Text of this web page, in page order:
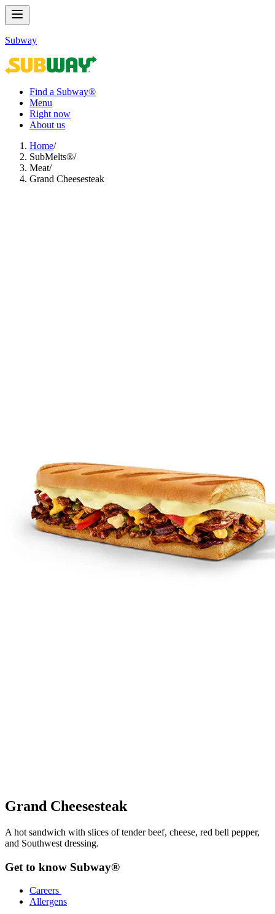
Subway
Find a Subway®
Menu
Right now
About us
Home/
SubMelts®​​​​‌ ‍ ​‍​‍‌‍ ‌ ​‍‌‍‍‌‌‍‌ ‌‍‍‌‌‍ ‍​‍​‍​ ‍‍​‍​‍‌ ​ ‌‍​‌‌‍ ‍‌‍‍‌‌ ‌​‌ ‍‌​‍ ‍‌‍‍‌‌‍ ​‍​‍​‍ ​​‍​‍‌‍‍​‌ ​‍‌‍‌‌‌‍‌‍​‍​‍​ ‍‍​‍​‍‌‍‍​‌ ‌​‌ ‌​‌ ​​‌ ​ ​ ‍‍​‍ ​‍ ‌‍ ‍‌‍ ‌ ​‍‌‍‌​‌‍‍‌‌‍​ ​‍ ‌‌‍​‍‌‍‍‌‌ ‌​‌‍‌‌‌ ​ ​‍ ‌‌‍‌ ‌ ​‍‌‍ ‌ ‌‌‌ ​​​‍ ‌‌ ​ ‌ ‌​‌ ‌‌‌‍‌​‌‍‍‌‌‍ ​‍ ‍‌ ‌‍‌‍‌‌‌ ​‍‌‍​ ‌‍‌‌‌‍ ​​‍ ‍‌‍​‌‌ ​​‌ ​​​‍ ‌‍‍‌‌‍ ‍‌ ‌​‌‍‌‌‌‍ ‍‌ ‌​​‍ ‌‍‌‌‌‍‌​‌‍‍‌‌ ‌​​‍ ‌‍ ‌‌‍ ‌‍‌​‌‍‌‌​ ‌‌ ​​‌ ​‍‌‍‌‌‌ ​ ‌‍‌‌‌‍ ‍‌ ‌​‌‍​‌‌ ‌​‌‍‍‌‌‍ ‌‍ ‍​ ‍ ‌‍‍‌‌‍‌​​ ‌‌‍‌‍​ ‌ ‌‍‌‍‌‍‌‍​ ‍​​ ‌‌‌‍​ ​ ‌‌​‍ ‌​ ​‌​ ‍​​ ‌ ​ ‌ ​‍ ‌​ ‌​‌‍‌‍‌‍‌‌‌‍‌‍​‍ ‌‌‍​‌​ ​‌​ ‍​​ ‌​​‍ ‌​ ​‌​ ‌‍​ ​ ​ ‌​‌‍​‍‌‍‌​​ ​ ‌‍​‌​ ‌​​ ​‍‌‍​ ​ ‍‌​ ‍ ‌ ‌​‌ ‍‌‌ ​​‌‍‌‌​ ‌‌‍​ ‌‍​‌‌ ‌​‌‍‌‌‌‍‌ ‌‍ ‌ ​‍‌ ‍‌​ ‍ ‌ ​​‌‍​‌‌ ‌​‌‍‍​​ ‌‌‍ ‍‌‍​‌‌‍ ‌‌‍‌‌​‍‌‌​ ‌‌‌​​‍‌‌ ‌‍‍ ‌‍‌‌‌ ‍‌​‍‌‌​ ​ ‌​‌​​‍‌‌​ ​ ‌​‌​​‍‌‌​ ​‍​ ​‍‌‍‌‌‌‍ ‍​‍‌‌​ ​‍​ ​‍​‍‌‌​ ‌‌‌​‌​​‍ ‍‌ ‌‍‌‍​‌‌‍ ​‌ ‌‌‌‍‌‌​ ‌‍​‍‌‍​‌‌ ​ ‌‍‌‌‌‌‌‌‌ ​‍‌‍ ​​ ‌‌‍‍​‌ ‌​‌ ‌​‌ ​​‌ ​ ​‍‌‌​ ​ ‌​​‌​‍‌‌​ ​‍‌​‌‍​‍‌‌​ ​‍‌​‌‍‌‍ ‍‌‍ ‌ ​‍‌‍‌​‌‍‍‌‌‍​ ​‍ ‌‌‍​‍‌‍‍‌‌ ‌​‌‍‌‌‌ ​ ​‍ ‌‌‍‌ ‌ ​‍‌‍ ‌ ‌‌‌ ​​​‍ ‌‌ ​ ‌ ‌​‌ ‌‌‌‍‌​‌‍‍‌‌‍ ​‍ ‍‌ ‌‍‌‍‌‌‌ ​‍‌‍​ ‌‍‌‌‌‍ ​​‍ ‍‌‍​‌‌ ​​‌ ​​​‍‌‍‌‍‍‌‌‍‌​​ ‌‌‍‌‍​ ‌ ‌‍‌‍‌‍‌‍​ ‍​​ ‌‌‌‍​ ​ ‌‌​‍ ‌​ ​‌​ ‍​​ ‌ ​ ‌ ​‍ ‌​ ‌​‌‍‌‍‌‍‌‌‌‍‌‍​‍ ‌‌‍​‌​ ​‌​ ‍​​ ‌​​‍ ‌​ ​‌​ ‌‍​ ​ ​ ‌​‌‍​‍‌‍‌​​ ​ ‌‍​‌​ ‌​​ ​‍‌‍​ ​ ‍‌​‍‌‍‌ ‌​‌ ‍‌‌ ​​‌‍‌‌​ ‌‌‍​ ‌‍​‌‌ ‌​‌‍‌‌‌‍‌ ‌‍ ‌ ​‍‌ ‍‌​‍‌‍‌ ​​‌‍​‌‌ ‌​‌‍‍​​ ‌‌‍ ‍‌‍​‌‌‍ ‌‌‍‌‌​‍‌‌​ ‌‌‌​​‍‌‌ ‌‍‍ ‌‍‌‌‌ ‍‌​‍‌‌​ ​ ‌​‌​​‍‌‌​ ​ ‌​‌​​‍‌‌​ ​‍​ ​‍‌‍‌‌‌‍ ‍​‍‌‌​ ​‍​ ​‍​‍‌‌​ ‌‌‌​‌​​‍ ‍‌ ‌‍‌‍​‌‌‍ ​‌ ‌‌‌‍‌‌​‍‌‍‌ ​​‌‍‌‌‌ ​‍‌ ​ ‌ ​​‌‍‌‌‌‍​ ‌ ‌​‌‍‍‌‌ ‌‍‌‍‌‌​ ‌‌ ​​‌ ‌‌‌‍​‍‌‍ ​‌‍‍‌‌ ​ ‌‍‍​‌‍‌‌‌‍‌​​‍​‍‌ ‌/
Meat​​​​‌ ‍ ​‍​‍‌‍ ‌ ​‍‌‍‍‌‌‍‌ ‌‍‍‌‌‍ ‍​‍​‍​ ‍‍​‍​‍‌ ​ ‌‍​‌‌‍ ‍‌‍‍‌‌ ‌​‌ ‍‌​‍ ‍‌‍‍‌‌‍ ​‍​‍​‍ ​​‍​‍‌‍‍​‌ ​‍‌‍‌‌‌‍‌‍​‍​‍​ ‍‍​‍​‍‌‍‍​‌ ‌​‌ ‌​‌ ​​‌ ​ ​ ‍‍​‍ ​‍ ‌‍ ‍‌‍ ‌ ​‍‌‍‌​‌‍‍‌‌‍​ ​‍ ‌‌‍​‍‌‍‍‌‌ ‌​‌‍‌‌‌ ​ ​‍ ‌‌‍‌ ‌ ​‍‌‍ ‌ ‌‌‌ ​​​‍ ‌‌ ​ ‌ ‌​‌ ‌‌‌‍‌​‌‍‍‌‌‍ ​‍ ‍‌ ‌‍‌‍‌‌‌ ​‍‌‍​ ‌‍‌‌‌‍ ​​‍ ‍‌‍​‌‌ ​​‌ ​​​‍ ‌‍‍‌‌‍ ‍‌ ‌​‌‍‌‌‌‍ ‍‌ ‌​​‍ ‌‍‌‌‌‍‌​‌‍‍‌‌ ‌​​‍ ‌‍ ‌‌‍ ‌‍‌​‌‍‌‌​ ‌‌ ​​‌ ​‍‌‍‌‌‌ ​ ‌‍‌‌‌‍ ‍‌ ‌​‌‍​‌‌ ‌​‌‍‍‌‌‍ ‌‍ ‍​ ‍ ‌‍‍‌‌‍‌​​ ‌​ ‍‌‌‍‌‌‌‍‌‌‌‍‌​​ ​​​ ‌‍​ ‌​‌‍​ ​‍ ‌‌‍​ ​ ‌ ​ ‍​​ ‌‍​‍ ‌​ ‌​​ ​‌‌‍‌‍​ ‌‌​‍ ‌​ ‍​​ ‍‌​ ‌​‌‍​‍​‍ ‌‌‍​‌​ ‌‌‌‍​‍​ ‌‌‌‍​ ​ ‍​​ ‍​‌‍​ ‌‍​‍​ ‍​​ ‌​​ ‌ ​ ‍ ‌ ‌​‌ ‍‌‌ ​​‌‍‌‌​ ‌‌ ​ ‌ ‌‌‌‍​‍‌‍​ ‌‍​‌‌ ‌​‌‍‌‌‌‍‌ ‌‍ ‌ ​‍‌ ‍‌​ ‍ ‌ ​​‌‍​‌‌ ‌​‌‍‍​​ ‌‌‍ ‍‌‍​‌‌‍ ‌‌‍‌‌​‍‌‌​ ‌‌‌​​‍‌‌ ‌‍‍ ‌‍‌‌‌ ‍‌​‍‌‌​ ​ ‌​‌​​‍‌‌​ ​ ‌​‌​​‍‌‌​ ​‍​ ​‍‌‍‌‌‌‍ ‍​‍‌‌​ ​‍​ ​‍​‍‌‌​ ‌‌‌​‌​​‍ ‍‌ ‌‍‌‍​‌‌‍ ​‌ ‌‌‌‍‌‌​ ‌‍​‍‌‍​‌‌ ​ ‌‍‌‌‌‌‌‌‌ ​‍‌‍ ​​ ‌‌‍‍​‌ ‌​‌ ‌​‌ ​​‌ ​ ​‍‌‌​ ​ ‌​​‌​‍‌‌​ ​‍‌​‌‍​‍‌‌​ ​‍‌​‌‍‌‍ ‍‌‍ ‌ ​‍‌‍‌​‌‍‍‌‌‍​ ​‍ ‌‌‍​‍‌‍‍‌‌ ‌​‌‍‌‌‌ ​ ​‍ ‌‌‍‌ ‌ ​‍‌‍ ‌ ‌‌‌ ​​​‍ ‌‌ ​ ‌ ‌​‌ ‌‌‌‍‌​‌‍‍‌‌‍ ​‍ ‍‌ ‌‍‌‍‌‌‌ ​‍‌‍​ ‌‍‌‌‌‍ ​​‍ ‍‌‍​‌‌ ​​‌ ​​​‍‌‍‌‍‍‌‌‍‌​​ ‌​ ‍‌‌‍‌‌‌‍‌‌‌‍‌​​ ​​​ ‌‍​ ‌​‌‍​ ​‍ ‌‌‍​ ​ ‌ ​ ‍​​ ‌‍​‍ ‌​ ‌​​ ​‌‌‍‌‍​ ‌‌​‍ ‌​ ‍​​ ‍‌​ ‌​‌‍​‍​‍ ‌‌‍​‌​ ‌‌‌‍​‍​ ‌‌‌‍​ ​ ‍​​ ‍​‌‍​ ‌‍​‍​ ‍​​ ‌​​ ‌ ​‍‌‍‌ ‌​‌ ‍‌‌ ​​‌‍‌‌​ ‌‌ ​ ‌ ‌‌‌‍​‍‌‍​ ‌‍​‌‌ ‌​‌‍‌‌‌‍‌ ‌‍ ‌ ​‍‌ ‍‌​‍‌‍‌ ​​‌‍​‌‌ ‌​‌‍‍​​ ‌‌‍ ‍‌‍​‌‌‍ ‌‌‍‌‌​‍‌‌​ ‌‌‌​​‍‌‌ ‌‍‍ ‌‍‌‌‌ ‍‌​‍‌‌​ ​ ‌​‌​​‍‌‌​ ​ ‌​‌​​‍‌‌​ ​‍​ ​‍‌‍‌‌‌‍ ‍​‍‌‌​ ​‍​ ​‍​‍‌‌​ ‌‌‌​‌​​‍ ‍‌ ‌‍‌‍​‌‌‍ ​‌ ‌‌‌‍‌‌​‍‌‍‌ ​​‌‍‌‌‌ ​‍‌ ​ ‌ ​​‌‍‌‌‌‍​ ‌ ‌​‌‍‍‌‌ ‌‍‌‍‌‌​ ‌‌ ​​‌ ‌‌‌‍​‍‌‍ ​‌‍‍‌‌ ​ ‌‍‍​‌‍‌‌‌‍‌​​‍​‍‌ ‌/
Grand Cheesesteak​​​​‌ ‍ ​‍​‍‌‍ ‌ ​‍‌‍‍‌‌‍‌ ‌‍‍‌‌‍ ‍​‍​‍​ ‍‍​‍​‍‌ ​ ‌‍​‌‌‍ ‍‌‍‍‌‌ ‌​‌ ‍‌​‍ ‍‌‍‍‌‌‍ ​‍​‍​‍ ​​‍​‍‌‍‍​‌ ​‍‌‍‌‌‌‍‌‍​‍​‍​ ‍‍​‍​‍‌‍‍​‌ ‌​‌ ‌​‌ ​​‌ ​ ​ ‍‍​‍ ​‍ ‌‍ ‍‌‍ ‌ ​‍‌‍‌​‌‍‍‌‌‍​ ​‍ ‌‌‍​‍‌‍‍‌‌ ‌​‌‍‌‌‌ ​ ​‍ ‌‌‍‌ ‌ ​‍‌‍ ‌ ‌‌‌ ​​​‍ ‌‌ ​ ‌ ‌​‌ ‌‌‌‍‌​‌‍‍‌‌‍ ​‍ ‍‌ ‌‍‌‍‌‌‌ ​‍‌‍​ ‌‍‌‌‌‍ ​​‍ ‍‌‍​‌‌ ​​‌ ​​​‍ ‌‍‍‌‌‍ ‍‌ ‌​‌‍‌‌‌‍ ‍‌ ‌​​‍ ‌‍‌‌‌‍‌​‌‍‍‌‌ ‌​​‍ ‌‍ ‌‌‍ ‌‍‌​‌‍‌‌​ ‌‌ ​​‌ ​‍‌‍‌‌‌ ​ ‌‍‌‌‌‍ ‍‌ ‌​‌‍​‌‌ ‌​‌‍‍‌‌‍ ‌‍ ‍​ ‍ ‌‍‍‌‌‍‌​​ ‌​ ‌ ‌‍‌‌​ ‌ ‌‍‌​​ ‍‌​ ​‌‌‍‌‌​ ‌‌​‍ ‌‌‍​‌​ ‌‌​ ​​‌‍​ ​‍ ‌​ ‌​‌‍​‍​ ‌‍​ ‍​​‍ ‌‌‍​‌‌‍‌‍‌‍‌‍​ ‌​​‍ ‌​ ‌‌‌‍​‍​ ‌ ​ ‍​‌‍​‌‌‍‌‍‌‍‌‌‌‍‌‌​ ‌ ‌‍​‌‌‍​ ‌‍‌‍​ ‍ ‌ ‌​‌ ‍‌‌ ​​‌‍‌‌​ ‌‌ ​​‌ ​‍‌‍ ‌‍‌​‌ ‌‌‌‍​ ‌ ‌​​ ‍ ‌ ​​‌‍​‌‌ ‌​‌‍‍​​ ‌‌‍ ‍‌‍​‌‌‍ ‌‌‍‌‌​‍‌‌​ ‌‌‌​​‍‌‌ ‌‍‍ ‌‍‌‌‌ ‍‌​‍‌‌​ ​ ‌​‌​​‍‌‌​ ​ ‌​‌​​‍‌‌​ ​‍​ ​‍‌‍‌‌‌‍ ‍​‍‌‌​ ​‍​ ​‍​‍‌‌​ ‌‌‌​‌​​‍ ‍‌ ‌‍‌‍​‌‌‍ ​‌ ‌‌‌‍‌‌​ ‌‍​‍‌‍​‌‌ ​ ‌‍‌‌‌‌‌‌‌ ​‍‌‍ ​​ ‌‌‍‍​‌ ‌​‌ ‌​‌ ​​‌ ​ ​‍‌‌​ ​ ‌​​‌​‍‌‌​ ​‍‌​‌‍​‍‌‌​ ​‍‌​‌‍‌‍ ‍‌‍ ‌ ​‍‌‍‌​‌‍‍‌‌‍​ ​‍ ‌‌‍​‍‌‍‍‌‌ ‌​‌‍‌‌‌ ​ ​‍ ‌‌‍‌ ‌ ​‍‌‍ ‌ ‌‌‌ ​​​‍ ‌‌ ​ ‌ ‌​‌ ‌‌‌‍‌​‌‍‍‌‌‍ ​‍ ‍‌ ‌‍‌‍‌‌‌ ​‍‌‍​ ‌‍‌‌‌‍ ​​‍ ‍‌‍​‌‌ ​​‌ ​​​‍‌‍‌‍‍‌‌‍‌​​ ‌​ ‌ ‌‍‌‌​ ‌ ‌‍‌​​ ‍‌​ ​‌‌‍‌‌​ ‌‌​‍ ‌‌‍​‌​ ‌‌​ ​​‌‍​ ​‍ ‌​ ‌​‌‍​‍​ ‌‍​ ‍​​‍ ‌‌‍​‌‌‍‌‍‌‍‌‍​ ‌​​‍ ‌​ ‌‌‌‍​‍​ ‌ ​ ‍​‌‍​‌‌‍‌‍‌‍‌‌‌‍‌‌​ ‌ ‌‍​‌‌‍​ ‌‍‌‍​‍‌‍‌ ‌​‌ ‍‌‌ ​​‌‍‌‌​ ‌‌ ​​‌ ​‍‌‍ ‌‍‌​‌ ‌‌‌‍​ ‌ ‌​​‍‌‍‌ ​​‌‍​‌‌ ‌​‌‍‍​​ ‌‌‍ ‍‌‍​‌‌‍ ‌‌‍‌‌​‍‌‌​ ‌‌‌​​‍‌‌ ‌‍‍ ‌‍‌‌‌ ‍‌​‍‌‌​ ​ ‌​‌​​‍‌‌​ ​ ‌​‌​​‍‌‌​ ​‍​ ​‍‌‍‌‌‌‍ ‍​‍‌‌​ ​‍​ ​‍​‍‌‌​ ‌‌‌​‌​​‍ ‍‌ ‌‍‌‍​‌‌‍ ​‌ ‌‌‌‍‌‌​‍‌‍‌ ​​‌‍‌‌‌ ​‍‌ ​ ‌ ​​‌‍‌‌‌‍​ ‌ ‌​‌‍‍‌‌ ‌‍‌‍‌‌​ ‌‌ ​​‌ ‌‌‌‍​‍‌‍ ​‌‍‍‌‌ ​ ‌‍‍​‌‍‌‌‌‍‌​​‍​‍‌ ‌
Grand Cheesesteak​​​​‌ ‍ ​‍​‍‌‍ ‌ ​‍‌‍‍‌‌‍‌ ‌‍‍‌‌‍ ‍​‍​‍​ ‍‍​‍​‍‌ ​ ‌‍​‌‌‍ ‍‌‍‍‌‌ ‌​‌ ‍‌​‍ ‍‌‍‍‌‌‍ ​‍​‍​‍ ​​‍​‍‌‍‍​‌ ​‍‌‍‌‌‌‍‌‍​‍​‍​ ‍‍​‍​‍‌‍‍​‌ ‌​‌ ‌​‌ ​​‌ ​ ​ ‍‍​‍ ​‍ ‌‍ ‍‌‍ ‌ ​‍‌‍‌​‌‍‍‌‌‍​ ​‍ ‌‌‍​‍‌‍‍‌‌ ‌​‌‍‌‌‌ ​ ​‍ ‌‌‍‌ ‌ ​‍‌‍ ‌ ‌‌‌ ​​​‍ ‌‌ ​ ‌ ‌​‌ ‌‌‌‍‌​‌‍‍‌‌‍ ​‍ ‍‌ ‌‍‌‍‌‌‌ ​‍‌‍​ ‌‍‌‌‌‍ ​​‍ ‍‌‍​‌‌ ​​‌ ​​​‍ ‌‍‍‌‌‍ ‍‌ ‌​‌‍‌‌‌‍ ‍‌ ‌​​‍ ‌‍‌‌‌‍‌​‌‍‍‌‌ ‌​​‍ ‌‍ ‌‌‍ ‌‍‌​‌‍‌‌​ ‌‌ ​​‌ ​‍‌‍‌‌‌ ​ ‌‍‌‌‌‍ ‍‌ ‌​‌‍​‌‌ ‌​‌‍‍‌‌‍ ‌‍ ‍​ ‍ ‌‍‍‌‌‍‌​​ ‌​ ‌ ‌‍‌‌​ ‌ ‌‍‌​​ ‍‌​ ​‌‌‍‌‌​ ‌‌​‍ ‌‌‍​‌​ ‌‌​ ​​‌‍​ ​‍ ‌​ ‌​‌‍​‍​ ‌‍​ ‍​​‍ ‌‌‍​‌‌‍‌‍‌‍‌‍​ ‌​​‍ ‌​ ‌‌‌‍​‍​ ‌ ​ ‍​‌‍​‌‌‍‌‍‌‍‌‌‌‍‌‌​ ‌ ‌‍​‌‌‍​ ‌‍‌‍​ ‍ ‌ ‌​‌ ‍‌‌ ​​‌‍‌‌​ ‌‌ ​​‌ ​‍‌‍ ‌‍‌​‌ ‌‌‌‍​ ‌ ‌​​ ‍ ‌ ​​‌‍​‌‌ ‌​‌‍‍​​ ‌‌‍ ‍‌‍​‌‌‍ ‌‌‍‌‌​‍‌‌​ ‌‌‌​​‍‌‌ ‌‍‍ ‌‍‌‌‌ ‍‌​‍‌‌​ ​ ‌​‌​​‍‌‌​ ​ ‌​‌​​‍‌‌​ ​‍​ ​‍‌‍‌‌‌‍ ‍​‍‌‌​ ​‍​ ​‍​‍‌‌​ ‌‌‌​‌​​‍ ‍‌ ‌‍‌‍​‌‌‍ ​‌ ‌‌‌‍‌‌​ ‌‍​‍‌‍​‌‌ ​ ‌‍‌‌‌‌‌‌‌ ​‍‌‍ ​​ ‌‌‍‍​‌ ‌​‌ ‌​‌ ​​‌ ​ ​‍‌‌​ ​ ‌​​‌​‍‌‌​ ​‍‌​‌‍​‍‌‌​ ​‍‌​‌‍‌‍ ‍‌‍ ‌ ​‍‌‍‌​‌‍‍‌‌‍​ ​‍ ‌‌‍​‍‌‍‍‌‌ ‌​‌‍‌‌‌ ​ ​‍ ‌‌‍‌ ‌ ​‍‌‍ ‌ ‌‌‌ ​​​‍ ‌‌ ​ ‌ ‌​‌ ‌‌‌‍‌​‌‍‍‌‌‍ ​‍ ‍‌ ‌‍‌‍‌‌‌ ​‍‌‍​ ‌‍‌‌‌‍ ​​‍ ‍‌‍​‌‌ ​​‌ ​​​‍‌‍‌‍‍‌‌‍‌​​ ‌​ ‌ ‌‍‌‌​ ‌ ‌‍‌​​ ‍‌​ ​‌‌‍‌‌​ ‌‌​‍ ‌‌‍​‌​ ‌‌​ ​​‌‍​ ​‍ ‌​ ‌​‌‍​‍​ ‌‍​ ‍​​‍ ‌‌‍​‌‌‍‌‍‌‍‌‍​ ‌​​‍ ‌​ ‌‌‌‍​‍​ ‌ ​ ‍​‌‍​‌‌‍‌‍‌‍‌‌‌‍‌‌​ ‌ ‌‍​‌‌‍​ ‌‍‌‍​‍‌‍‌ ‌​‌ ‍‌‌ ​​‌‍‌‌​ ‌‌ ​​‌ ​‍‌‍ ‌‍‌​‌ ‌‌‌‍​ ‌ ‌​​‍‌‍‌ ​​‌‍​‌‌ ‌​‌‍‍​​ ‌‌‍ ‍‌‍​‌‌‍ ‌‌‍‌‌​‍‌‌​ ‌‌‌​​‍‌‌ ‌‍‍ ‌‍‌‌‌ ‍‌​‍‌‌​ ​ ‌​‌​​‍‌‌​ ​ ‌​‌​​‍‌‌​ ​‍​ ​‍‌‍‌‌‌‍ ‍​‍‌‌​ ​‍​ ​‍​‍‌‌​ ‌‌‌​‌​​‍ ‍‌ ‌‍‌‍​‌‌‍ ​‌ ‌‌‌‍‌‌​‍‌‍‌ ​​‌‍‌‌‌ ​‍‌ ​ ‌ ​​‌‍‌‌‌‍​ ‌ ‌​‌‍‍‌‌ ‌‍‌‍‌‌​ ‌‌ ​​‌ ‌‌‌‍​‍‌‍ ​‌‍‍‌‌ ​ ‌‍‍​‌‍‌‌‌‍‌​​‍​‍‌ ‌
A hot sandwich with slices of tender beef, cheese, red bell pepper,
and Southwest dressing.​​​​‌ ‍ ​‍​‍‌‍ ‌ ​‍‌‍‍‌‌‍‌ ‌‍‍‌‌‍ ‍​‍​‍​ ‍‍​‍​‍‌ ​ ‌‍​‌‌‍ ‍‌‍‍‌‌ ‌​‌ ‍‌​‍ ‍‌‍‍‌‌‍ ​‍​‍​‍ ​​‍​‍‌‍‍​‌ ​‍‌‍‌‌‌‍‌‍​‍​‍​ ‍‍​‍​‍‌‍‍​‌ ‌​‌ ‌​‌ ​​‌ ​ ​ ‍‍​‍ ​‍ ‌‍ ‍‌‍ ‌ ​‍‌‍‌​‌‍‍‌‌‍​ ​‍ ‌‌‍​‍‌‍‍‌‌ ‌​‌‍‌‌‌ ​ ​‍ ‌‌‍‌ ‌ ​‍‌‍ ‌ ‌‌‌ ​​​‍ ‌‌ ​ ‌ ‌​‌ ‌‌‌‍‌​‌‍‍‌‌‍ ​‍ ‍‌ ‌‍‌‍‌‌‌ ​‍‌‍​ ‌‍‌‌‌‍ ​​‍ ‍‌‍​‌‌ ​​‌ ​​​‍ ‌‍‍‌‌‍ ‍‌ ‌​‌‍‌‌‌‍ ‍‌ ‌​​‍ ‌‍‌‌‌‍‌​‌‍‍‌‌ ‌​​‍ ‌‍ ‌‌‍ ‌‍‌​‌‍‌‌​ ‌‌ ​​‌ ​‍‌‍‌‌‌ ​ ‌‍‌‌‌‍ ‍‌ ‌​‌‍​‌‌ ‌​‌‍‍‌‌‍ ‌‍ ‍​ ‍ ‌‍‍‌‌‍‌​​ ‌​ ‌ ‌‍‌‌​ ‌ ‌‍‌​​ ‍‌​ ​‌‌‍‌‌​ ‌‌​‍ ‌‌‍​‌​ ‌‌​ ​​‌‍​ ​‍ ‌​ ‌​‌‍​‍​ ‌‍​ ‍​​‍ ‌‌‍​‌‌‍‌‍‌‍‌‍​ ‌​​‍ ‌​ ‌‌‌‍​‍​ ‌ ​ ‍​‌‍​‌‌‍‌‍‌‍‌‌‌‍‌‌​ ‌ ‌‍​‌‌‍​ ‌‍‌‍​ ‍ ‌ ‌​‌ ‍‌‌ ​​‌‍‌‌​ ‌‌ ​​‌ ​‍‌‍ ‌‍‌​‌ ‌‌‌‍​ ‌ ‌​​ ‍ ‌ ​​‌‍​‌‌ ‌​‌‍‍​​ ‌‌‍‌​‌‍‌‌‌ ​ ‌‍​ ‌ ​‍‌‍‍‌‌ ​​‌ ‌​‌‍‍‌‌‍ ‌‍ ‍​‍‌‌​ ‌‌‌​​‍‌‌ ‌‍‍ ‌‍‌‌‌ ‍‌​‍‌‌​ ​ ‌​‌​​‍‌‌​ ​ ‌​‌​​‍‌‌​ ​‍​ ​‍‌‍‌‌‌‍ ‍​‍‌‌​ ​‍​ ​‍​‍‌‌​ ‌‌‌​‌​​‍ ‍‌ ‌‍‌‍​‌‌‍ ​‌ ‌‌‌‍‌‌​‍ ‍‌ ‌‍‌‍​‌‌‍ ​‌ ‌‌‌‍‌‌​‍‌‌​ ‌‌‌​​‍‌‌ ‌‍‍ ‌‍‌‌‌ ‍‌​‍‌‌​ ​ ‌​‌​​‍‌‌​ ​ ‌​‌​​‍‌‌​ ​‍​ ​‍​ ​ ‌‍​‍​ ​ ​ ‌‌​ ​ ​ ‌‌‌‍‌‍‌‍‌‌​ ​ ​ ​‍​ ​‌​ ‌ ​‍‌‌​ ​‍​ ​‍​‍‌‌​ ‌‌‌​‌​​‍ ‍‌‍​ ‌‍‍​‌‍‍‌‌‍ ​‌‍‌​‌ ​‍‌‍‌‌‌‍ ‍​‍‌‌​ ‌‌‌​​‍‌‌ ‌‍‍ ‌‍‌‌‌ ‍‌​‍‌‌​ ​ ‌​‌​​‍‌‌​ ​ ‌​‌​​‍‌‌​ ​‍​ ​‍​ ​‌​ ‌‌‌‍‌‍‌‍‌‌​ ​‌‌‍​ ​ ​‌‌‍​‌‌‍​‍​ ‌‌‌‍​ ​ ‍‌​‍‌‌​ ​‍​ ​‍​‍‌‌​ ‌‌‌​‌​​‍ ‍‌ ‌​‌‍‌‌‌ ‍​‌ ‌​​ ‌‍​‍‌‍​‌‌ ​ ‌‍‌‌‌‌‌‌‌ ​‍‌‍ ​​ ‌‌‍‍​‌ ‌​‌ ‌​‌ ​​‌ ​ ​‍‌‌​ ​ ‌​​‌​‍‌‌​ ​‍‌​‌‍​‍‌‌​ ​‍‌​‌‍‌‍ ‍‌‍ ‌ ​‍‌‍‌​‌‍‍‌‌‍​ ​‍ ‌‌‍​‍‌‍‍‌‌ ‌​‌‍‌‌‌ ​ ​‍ ‌‌‍‌ ‌ ​‍‌‍ ‌ ‌‌‌ ​​​‍ ‌‌ ​ ‌ ‌​‌ ‌‌‌‍‌​‌‍‍‌‌‍ ​‍ ‍‌ ‌‍‌‍‌‌‌ ​‍‌‍​ ‌‍‌‌‌‍ ​​‍ ‍‌‍​‌‌ ​​‌ ​​​‍‌‍‌‍‍‌‌‍‌​​ ‌​ ‌ ‌‍‌‌​ ‌ ‌‍‌​​ ‍‌​ ​‌‌‍‌‌​ ‌‌​‍ ‌‌‍​‌​ ‌‌​ ​​‌‍​ ​‍ ‌​ ‌​‌‍​‍​ ‌‍​ ‍​​‍ ‌‌‍​‌‌‍‌‍‌‍‌‍​ ‌​​‍ ‌​ ‌‌‌‍​‍​ ‌ ​ ‍​‌‍​‌‌‍‌‍‌‍‌‌‌‍‌‌​ ‌ ‌‍​‌‌‍​ ‌‍‌‍​‍‌‍‌ ‌​‌ ‍‌‌ ​​‌‍‌‌​ ‌‌ ​​‌ ​‍‌‍ ‌‍‌​‌ ‌‌‌‍​ ‌ ‌​​‍‌‍‌ ​​‌‍​‌‌ ‌​‌‍‍​​ ‌‌‍‌​‌‍‌‌‌ ​ ‌‍​ ‌ ​‍‌‍‍‌‌ ​​‌ ‌​‌‍‍‌‌‍ ‌‍ ‍​‍‌‌​ ‌‌‌​​‍‌‌ ‌‍‍ ‌‍‌‌‌ ‍‌​‍‌‌​ ​ ‌​‌​​‍‌‌​ ​ ‌​‌​​‍‌‌​ ​‍​ ​‍‌‍‌‌‌‍ ‍​‍‌‌​ ​‍​ ​‍​‍‌‌​ ‌‌‌​‌​​‍ ‍‌ ‌‍‌‍​‌‌‍ ​‌ ‌‌‌‍‌‌​‍ ‍‌ ‌‍‌‍​‌‌‍ ​‌ ‌‌‌‍‌‌​‍‌‌​ ‌‌‌​​‍‌‌ ‌‍‍ ‌‍‌‌‌ ‍‌​‍‌‌​ ​ ‌​‌​​‍‌‌​ ​ ‌​‌​​‍‌‌​ ​‍​ ​‍​ ​ ‌‍​‍​ ​ ​ ‌‌​ ​ ​ ‌‌‌‍‌‍‌‍‌‌​ ​ ​ ​‍​ ​‌​ ‌ ​‍‌‌​ ​‍​ ​‍​‍‌‌​ ‌‌‌​‌​​‍ ‍‌‍​ ‌‍‍​‌‍‍‌‌‍ ​‌‍‌​‌ ​‍‌‍‌‌‌‍ ‍​‍‌‌​ ‌‌‌​​‍‌‌ ‌‍‍ ‌‍‌‌‌ ‍‌​‍‌‌​ ​ ‌​‌​​‍‌‌​ ​ ‌​‌​​‍‌‌​ ​‍​ ​‍​ ​‌​ ‌‌‌‍‌‍‌‍‌‌​ ​‌‌‍​ ​ ​‌‌‍​‌‌‍​‍​ ‌‌‌‍​ ​ ‍‌​‍‌‌​ ​‍​ ​‍​‍‌‌​ ‌‌‌​‌​​‍ ‍‌ ‌​‌‍‌‌‌ ‍​‌ ‌​​‍‌‍‌ ​​‌‍‌‌‌ ​‍‌ ​ ‌ ​​‌‍‌‌‌‍​ ‌ ‌​‌‍‍‌‌ ‌‍‌‍‌‌​ ‌‌ ​​‌ ‌‌‌‍​‍‌‍ ​‌‍‍‌‌ ​ ‌‍‍​‌‍‌‌‌‍‌​​‍​‍‌ ‌
Get to know Subway®​​​​‌ ‍ ​‍​‍‌‍ ‌ ​‍‌‍‍‌‌‍‌ ‌‍‍‌‌‍ ‍​‍​‍​ ‍‍​‍​‍‌ ​ ‌‍​‌‌‍ ‍‌‍‍‌‌ ‌​‌ ‍‌​‍ ‍‌‍‍‌‌‍ ​‍​‍​‍ ​​‍​‍‌‍‍​‌ ​‍‌‍‌‌‌‍‌‍​‍​‍​ ‍‍​‍​‍‌‍‍​‌ ‌​‌ ‌​‌ ​​‌ ​ ​ ‍‍​‍ ​‍ ‌‍ ‍‌‍ ‌ ​‍‌‍‌​‌‍‍‌‌‍​ ​‍ ‌‌‍​‍‌‍‍‌‌ ‌​‌‍‌‌‌ ​ ​‍ ‌‌‍‌ ‌ ​‍‌‍ ‌ ‌‌‌ ​​​‍ ‌‌ ​ ‌ ‌​‌ ‌‌‌‍‌​‌‍‍‌‌‍ ​‍ ‍‌ ‌‍‌‍‌‌‌ ​‍‌‍​ ‌‍‌‌‌‍ ​​‍ ‍‌‍​‌‌ ​​‌ ​​​‍ ‌‍‍‌‌‍ ‍‌ ‌​‌‍‌‌‌‍ ‍‌ ‌​​‍ ‌‍‌‌‌‍‌​‌‍‍‌‌ ‌​​‍ ‌‍ ‌‌‍ ‌‍‌​‌‍‌‌​ ‌‌ ​​‌ ​‍‌‍‌‌‌ ​ ‌‍‌‌‌‍ ‍‌ ‌​‌‍​‌‌ ‌​‌‍‍‌‌‍ ‌‍ ‍​ ‍ ‌‍‍‌‌‍‌​​ ‌​ ‌‌‌‍‌‍​ ‌‌‌‍‌‍​ ​‍​ ​ ‌‍​ ​ ​‌​‍ ‌​ ​‍‌‍​ ​ ‌​​ ​​​‍ ‌​ ‌​​ ‌‌‌‍‌​​ ‍​​‍ ‌‌‍​‌‌‍​‌​ ‍​‌‍​‍​‍ ‌​ ‌‍‌‍​‌​ ‍‌‌‍​‌​ ‍​​ ‍‌‌‍‌‍​ ‌​‌‍​‌​ ‌‌​ ​‍‌‍‌‍​ ‍ ‌ ‌​‌ ‍‌‌ ​​‌‍‌‌​ ‌‌ ‌ ‌‍‌‌‌‍​‍‌ ​ ‌‍‍‌‌ ‌​‌‍‌‌‌​‌‍‌‍ ‌‍ ‌ ‌​‌‍‌‌‌ ​‍​ ‍ ‌ ​​‌‍​‌‌ ‌​‌‍‍​​ ‌‌ ‌​‌‍‍‌‌ ‌​‌‍ ​‌‍‌‌​‍‌‌​ ‌‌‌​​‍‌‌ ‌‍‍ ‌‍‌‌‌ ‍‌​‍‌‌​ ​ ‌​‌​​‍‌‌​ ​ ‌​‌​​‍‌‌​ ​‍​ ​‍‌‍‌‌‌‍ ‍​‍‌‌​ ​‍​ ​‍​‍‌‌​ ‌‌‌​‌​​‍ ‍‌ ‌‍‌‍​‌‌‍ ​‌ ‌‌‌‍‌‌​ ‌‍​‍‌‍​‌‌ ​ ‌‍‌‌‌‌‌‌‌ ​‍‌‍ ​​ ‌‌‍‍​‌ ‌​‌ ‌​‌ ​​‌ ​ ​‍‌‌​ ​ ‌​​‌​‍‌‌​ ​‍‌​‌‍​‍‌‌​ ​‍‌​‌‍‌‍ ‍‌‍ ‌ ​‍‌‍‌​‌‍‍‌‌‍​ ​‍ ‌‌‍​‍‌‍‍‌‌ ‌​‌‍‌‌‌ ​ ​‍ ‌‌‍‌ ‌ ​‍‌‍ ‌ ‌‌‌ ​​​‍ ‌‌ ​ ‌ ‌​‌ ‌‌‌‍‌​‌‍‍‌‌‍ ​‍ ‍‌ ‌‍‌‍‌‌‌ ​‍‌‍​ ‌‍‌‌‌‍ ​​‍ ‍‌‍​‌‌ ​​‌ ​​​‍‌‍‌‍‍‌‌‍‌​​ ‌​ ‌‌‌‍‌‍​ ‌‌‌‍‌‍​ ​‍​ ​ ‌‍​ ​ ​‌​‍ ‌​ ​‍‌‍​ ​ ‌​​ ​​​‍ ‌​ ‌​​ ‌‌‌‍‌​​ ‍​​‍ ‌‌‍​‌‌‍​‌​ ‍​‌‍​‍​‍ ‌​ ‌‍‌‍​‌​ ‍‌‌‍​‌​ ‍​​ ‍‌‌‍‌‍​ ‌​‌‍​‌​ ‌‌​ ​‍‌‍‌‍​‍‌‍‌ ‌​‌ ‍‌‌ ​​‌‍‌‌​ ‌‌ ‌ ‌‍‌‌‌‍​‍‌ ​ ‌‍‍‌‌ ‌​‌‍‌‌‌​‌‍‌‍ ‌‍ ‌ ‌​‌‍‌‌‌ ​‍​‍‌‍‌ ​​‌‍​‌‌ ‌​‌‍‍​​ ‌‌ ‌​‌‍‍‌‌ ‌​‌‍ ​‌‍‌‌​‍‌‌​ ‌‌‌​​‍‌‌ ‌‍‍ ‌‍‌‌‌ ‍‌​‍‌‌​ ​ ‌​‌​​‍‌‌​ ​ ‌​‌​​‍‌‌​ ​‍​ ​‍‌‍‌‌‌‍ ‍​‍‌‌​ ​‍​ ​‍​‍‌‌​ ‌‌‌​‌​​‍ ‍‌ ‌‍‌‍​‌‌‍ ​‌ ‌‌‌‍‌‌​‍‌‍‌ ​​‌‍‌‌‌ ​‍‌ ​ ‌ ​​‌‍‌‌‌‍​ ‌ ‌​‌‍‍‌‌ ‌‍‌‍‌‌​ ‌‌ ​​‌ ‌‌‌‍​‍‌‍ ​‌‍‍‌‌ ​ ‌‍‍​‌‍‌‌‌‍‌​​‍​‍‌ ‌
Careers ​​​​‌ ‍ ​‍​‍‌‍ ‌ ​‍‌‍‍‌‌‍‌ ‌‍‍‌‌‍ ‍​‍​‍​ ‍‍​‍​‍‌ ​ ‌‍​‌‌‍ ‍‌‍‍‌‌ ‌​‌ ‍‌​‍ ‍‌‍‍‌‌‍ ​‍​‍​‍ ​​‍​‍‌‍‍​‌ ​‍‌‍‌‌‌‍‌‍​‍​‍​ ‍‍​‍​‍‌‍‍​‌ ‌​‌ ‌​‌ ​​‌ ​ ​ ‍‍​‍ ​‍ ‌‍ ‍‌‍ ‌ ​‍‌‍‌​‌‍‍‌‌‍​ ​‍ ‌‌‍​‍‌‍‍‌‌ ‌​‌‍‌‌‌ ​ ​‍ ‌‌‍‌ ‌ ​‍‌‍ ‌ ‌‌‌ ​​​‍ ‌‌ ​ ‌ ‌​‌ ‌‌‌‍‌​‌‍‍‌‌‍ ​‍ ‍‌ ‌‍‌‍‌‌‌ ​‍‌‍​ ‌‍‌‌‌‍ ​​‍ ‍‌‍​‌‌ ​​‌ ​​​‍ ‌‍‍‌‌‍ ‍‌ ‌​‌‍‌‌‌‍ ‍‌ ‌​​‍ ‌‍‌‌‌‍‌​‌‍‍‌‌ ‌​​‍ ‌‍ ‌‌‍ ‌‍‌​‌‍‌‌​ ‌‌ ​​‌ ​‍‌‍‌‌‌ ​ ‌‍‌‌‌‍ ‍‌ ‌​‌‍​‌‌ ‌​‌‍‍‌‌‍ ‌‍ ‍​ ‍ ‌‍‍‌‌‍‌​​ ‌‌‍‌​​ ‍​​ ​​‌‍‌​​ ​‌‌‍‌‍‌‍​‌​ ‌ ​‍ ‌‌‍​‌​ ​‍​ ‍​​ ‍‌​‍ ‌​ ‌​‌‍‌‌​ ​ ​ ​‌​‍ ‌‌‍​‍​ ​‌‌‍‌​​ ‌‍​‍ ‌​ ‌‍​ ‌​​ ‌‍​ ​‍​ ‌‍​ ‌‌​ ‍​​ ‌ ​ ‌‌​ ​‍​ ‌‍​ ‌‌​ ‍ ‌ ‌​‌ ‍‌‌ ​​‌‍‌‌​ ‌‌ ‌ ‌‍‌‌‌‍​‍‌ ​ ‌‍‍‌‌ ‌​‌‍‌‌‌​ ‍‌‍​‌‌ ‌‍‌‍‍‌‌‍‌ ‌‍​‌‌ ‌​‌‍‍‌‌‍ ‌‍ ‍‌​‍‌‌ ‌​‌‍‌‌‌‍ ‌​ ‍ ‌ ​​‌‍​‌‌ ‌​‌‍‍​​ ‌‌‍ ​‌‍​‌‌‍​‍‌‍‌‌‌‍ ​​‍‌‌​ ‌‌‌​​‍‌‌ ‌‍‍ ‌‍‌‌‌ ‍‌​‍‌‌​ ​ ‌​‌​​‍‌‌​ ​ ‌​‌​​‍‌‌​ ​‍​ ​‍‌‍‌‌‌‍ ‍​‍‌‌​ ​‍​ ​‍​‍‌‌​ ‌‌‌​‌​​‍ ‍‌ ‌‍‌‍​‌‌‍ ​‌ ‌‌‌‍‌‌​ ‌‍​‍‌‍​‌‌ ​ ‌‍‌‌‌‌‌‌‌ ​‍‌‍ ​​ ‌‌‍‍​‌ ‌​‌ ‌​‌ ​​‌ ​ ​‍‌‌​ ​ ‌​​‌​‍‌‌​ ​‍‌​‌‍​‍‌‌​ ​‍‌​‌‍‌‍ ‍‌‍ ‌ ​‍‌‍‌​‌‍‍‌‌‍​ ​‍ ‌‌‍​‍‌‍‍‌‌ ‌​‌‍‌‌‌ ​ ​‍ ‌‌‍‌ ‌ ​‍‌‍ ‌ ‌‌‌ ​​​‍ ‌‌ ​ ‌ ‌​‌ ‌‌‌‍‌​‌‍‍‌‌‍ ​‍ ‍‌ ‌‍‌‍‌‌‌ ​‍‌‍​ ‌‍‌‌‌‍ ​​‍ ‍‌‍​‌‌ ​​‌ ​​​‍‌‍‌‍‍‌‌‍‌​​ ‌‌‍‌​​ ‍​​ ​​‌‍‌​​ ​‌‌‍‌‍‌‍​‌​ ‌ ​‍ ‌‌‍​‌​ ​‍​ ‍​​ ‍‌​‍ ‌​ ‌​‌‍‌‌​ ​ ​ ​‌​‍ ‌‌‍​‍​ ​‌‌‍‌​​ ‌‍​‍ ‌​ ‌‍​ ‌​​ ‌‍​ ​‍​ ‌‍​ ‌‌​ ‍​​ ‌ ​ ‌‌​ ​‍​ ‌‍​ ‌‌​‍‌‍‌ ‌​‌ ‍‌‌ ​​‌‍‌‌​ ‌‌ ‌ ‌‍‌‌‌‍​‍‌ ​ ‌‍‍‌‌ ‌​‌‍‌‌‌​ ‍‌‍​‌‌ ‌‍‌‍‍‌‌‍‌ ‌‍​‌‌ ‌​‌‍‍‌‌‍ ‌‍ ‍‌​‍‌‌ ‌​‌‍‌‌‌‍ ‌​‍‌‍‌ ​​‌‍​‌‌ ‌​‌‍‍​​ ‌‌‍ ​‌‍​‌‌‍​‍‌‍‌‌‌‍ ​​‍‌‌​ ‌‌‌​​‍‌‌ ‌‍‍ ‌‍‌‌‌ ‍‌​‍‌‌​ ​ ‌​‌​​‍‌‌​ ​ ‌​‌​​‍‌‌​ ​‍​ ​‍‌‍‌‌‌‍ ‍​‍‌‌​ ​‍​ ​‍​‍‌‌​ ‌‌‌​‌​​‍ ‍‌ ‌‍‌‍​‌‌‍ ​‌ ‌‌‌‍‌‌​‍‌‍‌ ​​‌‍‌‌‌ ​‍‌ ​ ‌ ​​‌‍‌‌‌‍​ ‌ ‌​‌‍‍‌‌ ‌‍‌‍‌‌​ ‌‌ ​​‌ ‌‌‌‍​‍‌‍ ​‌‍‍‌‌ ​ ‌‍‍​‌‍‌‌‌‍‌​​‍​‍‌ ‌
Allergens​​​​‌ ‍ ​‍​‍‌‍ ‌ ​‍‌‍‍‌‌‍‌ ‌‍‍‌‌‍ ‍​‍​‍​ ‍‍​‍​‍‌ ​ ‌‍​‌‌‍ ‍‌‍‍‌‌ ‌​‌ ‍‌​‍ ‍‌‍‍‌‌‍ ​‍​‍​‍ ​​‍​‍‌‍‍​‌ ​‍‌‍‌‌‌‍‌‍​‍​‍​ ‍‍​‍​‍‌‍‍​‌ ‌​‌ ‌​‌ ​​‌ ​ ​ ‍‍​‍ ​‍ ‌‍ ‍‌‍ ‌ ​‍‌‍‌​‌‍‍‌‌‍​ ​‍ ‌‌‍​‍‌‍‍‌‌ ‌​‌‍‌‌‌ ​ ​‍ ‌‌‍‌ ‌ ​‍‌‍ ‌ ‌‌‌ ​​​‍ ‌‌ ​ ‌ ‌​‌ ‌‌‌‍‌​‌‍‍‌‌‍ ​‍ ‍‌ ‌‍‌‍‌‌‌ ​‍‌‍​ ‌‍‌‌‌‍ ​​‍ ‍‌‍​‌‌ ​​‌ ​​​‍ ‌‍‍‌‌‍ ‍‌ ‌​‌‍‌‌‌‍ ‍‌ ‌​​‍ ‌‍‌‌‌‍‌​‌‍‍‌‌ ‌​​‍ ‌‍ ‌‌‍ ‌‍‌​‌‍‌‌​ ‌‌ ​​‌ ​‍‌‍‌‌‌ ​ ‌‍‌‌‌‍ ‍‌ ‌​‌‍​‌‌ ‌​‌‍‍‌‌‍ ‌‍ ‍​ ‍ ‌‍‍‌‌‍‌​​ ‌​ ‌​​ ‍​​ ‌ ‌‍​‍​ ‌​​ ​‌​ ​​‌‍‌​​‍ ‌‌‍‌​​ ‍​‌‍​‍‌‍​‍​‍ ‌​ ‌​‌‍‌‍​ ​​​ ‌​​‍ ‌‌‍​‍​ ‌ ​ ‌ ​ ​ ​‍ ‌​ ‌‍​ ‍‌‌‍‌‍​ ‌​​ ‍​‌‍​ ​ ​‌‌‍‌‍‌‍​ ‌‍‌‍​ ‌‍​ ‌‌​ ‍ ‌ ‌​‌ ‍‌‌ ​​‌‍‌‌​ ‌‌ ‌ ‌‍‌‌‌‍​‍‌ ​ ‌‍‍‌‌ ‌​‌‍‌‌‌​ ‍‌‍​‌‌ ‌‍‌‍‍‌‌‍‌ ‌‍​‌‌ ‌​‌‍‍‌‌‍ ‌‍ ‍‌​‍‌‌ ‌​‌‍‌‌‌‍ ‌​ ‍ ‌ ​​‌‍​‌‌ ‌​‌‍‍​​ ‌‌‍ ​‌‍​‌‌‍​‍‌‍‌‌‌‍ ​​‍‌‌​ ‌‌‌​​‍‌‌ ‌‍‍ ‌‍‌‌‌ ‍‌​‍‌‌​ ​ ‌​‌​​‍‌‌​ ​ ‌​‌​​‍‌‌​ ​‍​ ​‍‌‍‌‌‌‍ ‍​‍‌‌​ ​‍​ ​‍​‍‌‌​ ‌‌‌​‌​​‍ ‍‌ ‌‍‌‍​‌‌‍ ​‌ ‌‌‌‍‌‌​ ‌‍​‍‌‍​‌‌ ​ ‌‍‌‌‌‌‌‌‌ ​‍‌‍ ​​ ‌‌‍‍​‌ ‌​‌ ‌​‌ ​​‌ ​ ​‍‌‌​ ​ ‌​​‌​‍‌‌​ ​‍‌​‌‍​‍‌‌​ ​‍‌​‌‍‌‍ ‍‌‍ ‌ ​‍‌‍‌​‌‍‍‌‌‍​ ​‍ ‌‌‍​‍‌‍‍‌‌ ‌​‌‍‌‌‌ ​ ​‍ ‌‌‍‌ ‌ ​‍‌‍ ‌ ‌‌‌ ​​​‍ ‌‌ ​ ‌ ‌​‌ ‌‌‌‍‌​‌‍‍‌‌‍ ​‍ ‍‌ ‌‍‌‍‌‌‌ ​‍‌‍​ ‌‍‌‌‌‍ ​​‍ ‍‌‍​‌‌ ​​‌ ​​​‍‌‍‌‍‍‌‌‍‌​​ ‌​ ‌​​ ‍​​ ‌ ‌‍​‍​ ‌​​ ​‌​ ​​‌‍‌​​‍ ‌‌‍‌​​ ‍​‌‍​‍‌‍​‍​‍ ‌​ ‌​‌‍‌‍​ ​​​ ‌​​‍ ‌‌‍​‍​ ‌ ​ ‌ ​ ​ ​‍ ‌​ ‌‍​ ‍‌‌‍‌‍​ ‌​​ ‍​‌‍​ ​ ​‌‌‍‌‍‌‍​ ‌‍‌‍​ ‌‍​ ‌‌​‍‌‍‌ ‌​‌ ‍‌‌ ​​‌‍‌‌​ ‌‌ ‌ ‌‍‌‌‌‍​‍‌ ​ ‌‍‍‌‌ ‌​‌‍‌‌‌​ ‍‌‍​‌‌ ‌‍‌‍‍‌‌‍‌ ‌‍​‌‌ ‌​‌‍‍‌‌‍ ‌‍ ‍‌​‍‌‌ ‌​‌‍‌‌‌‍ ‌​‍‌‍‌ ​​‌‍​‌‌ ‌​‌‍‍​​ ‌‌‍ ​‌‍​‌‌‍​‍‌‍‌‌‌‍ ​​‍‌‌​ ‌‌‌​​‍‌‌ ‌‍‍ ‌‍‌‌‌ ‍‌​‍‌‌​ ​ ‌​‌​​‍‌‌​ ​ ‌​‌​​‍‌‌​ ​‍​ ​‍‌‍‌‌‌‍ ‍​‍‌‌​ ​‍​ ​‍​‍‌‌​ ‌‌‌​‌​​‍ ‍‌ ‌‍‌‍​‌‌‍ ​‌ ‌‌‌‍‌‌​‍‌‍‌ ​​‌‍‌‌‌ ​‍‌ ​ ‌ ​​‌‍‌‌‌‍​ ‌ ‌​‌‍‍‌‌ ‌‍‌‍‌‌​ ‌‌ ​​‌ ‌‌‌‍​‍‌‍ ​‌‍‍‌‌ ​ ‌‍‍​‌‍‌‌‌‍‌​​‍​‍‌ ‌